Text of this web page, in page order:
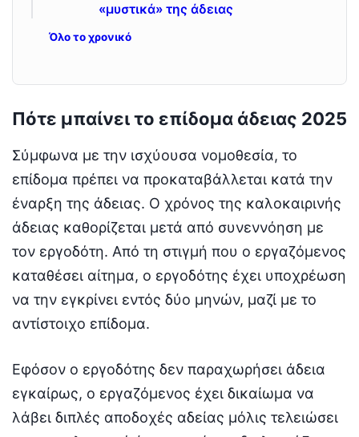
«μυστικά» της άδειας
Όλο το χρονικό
Πότε μπαίνει το επίδομα άδειας 2025
Σύμφωνα με την ισχύουσα νομοθεσία, το
επίδομα πρέπει να προκαταβάλλεται κατά την
έναρξη της άδειας. Ο χρόνος της καλοκαιρινής
άδειας καθορίζεται μετά από συνεννόηση με
τον εργοδότη. Από τη στιγμή που ο εργαζόμενος
καταθέσει αίτημα, ο εργοδότης έχει υποχρέωση
να την εγκρίνει εντός δύο μηνών, μαζί με το
αντίστοιχο επίδομα.
Εφόσον ο εργοδότης δεν παραχωρήσει άδεια
εγκαίρως, ο εργαζόμενος έχει δικαίωμα να
λάβει διπλές αποδοχές αδείας μόλις τελειώσει